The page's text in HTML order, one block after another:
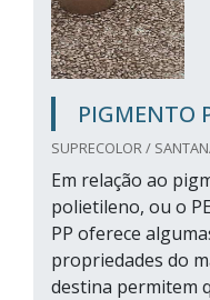
PIGMENTO
SUPRECOLOR /
Em relação ao
polietileno, ou o
PP oferece
propriedades do
destina permitem